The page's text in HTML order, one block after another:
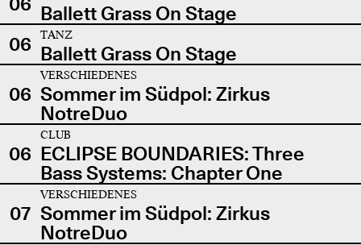
Ballett Grass On Stage
06
TANZ
Ballett Grass On Stage
06
VERSCHIEDENES
Sommer im Südpol: Zirkus
NotreDuo
06
CLUB
ECLIPSE BOUNDARIES: Three
Bass Systems: Chapter One
07
VERSCHIEDENES
Sommer im Südpol: Zirkus
NotreDuo